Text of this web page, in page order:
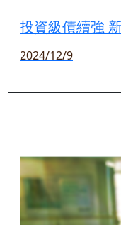
投資級債續強
2024/12/9